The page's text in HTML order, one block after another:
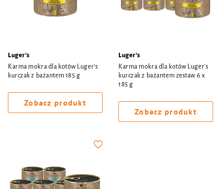
Luger's
Karma mokra dla kotów Luger’s
kurczak z bażantem 185 g
Zobacz produkt
Luger's
Karma mokra dla kotów Luger’s
kurczak z bażantem zestaw 6 x
185 g
Zobacz produkt